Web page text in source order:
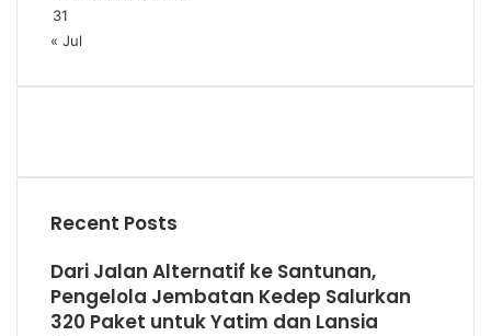
31
« Jul
Recent Posts
Dari Jalan Alternatif ke Santunan,
Pengelola Jembatan Kedep Salurkan
320 Paket untuk Yatim dan Lansia